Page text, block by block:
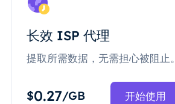
长效 ISP 代理
提取所需数据，无需担心被阻止。
$0.27/GB 开始使用